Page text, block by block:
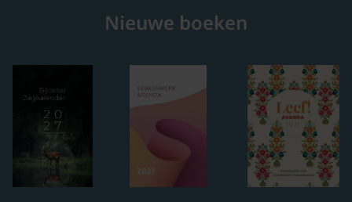
Nieuwe boeken